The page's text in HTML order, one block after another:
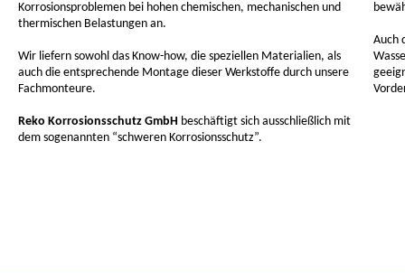
Korrosionsproblemen bei hohen chemischen, mechanischen und
thermischen Belastungen an.
Wir liefern sowohl das Know-how, die speziellen Materialien, als
auch die entsprechende Montage dieser Werkstoffe durch unsere
Fachmonteure.
Reko Korrosionsschutz GmbH beschäftigt sich ausschließlich mit
dem sogenannten “schweren Korrosionsschutz”.
Auch